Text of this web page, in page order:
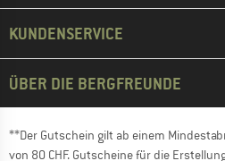
KUNDENSERVICE
ÜBER DIE BERGFREUNDE
**Der Gutschein gilt ab einem
von 80 CHF. Gutscheine für die